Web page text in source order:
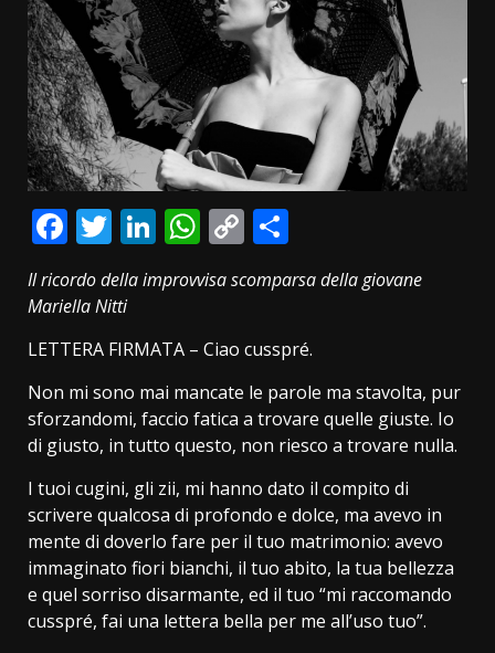
Facebook
Twitter
LinkedIn
WhatsApp
Copy
Il ricordo della improvvisa scomparsa della giovane
Mariella Nitti
LETTERA FIRMATA – Ciao cusspré.
Non mi sono mai mancate le parole ma stavolta, pur
sforzandomi, faccio fatica a trovare quelle giuste. Io
di giusto, in tutto questo, non riesco a trovare nulla.
I tuoi cugini, gli zii, mi hanno dato il compito di
scrivere qualcosa di profondo e dolce, ma avevo in
mente di doverlo fare per il tuo matrimonio: avevo
immaginato fiori bianchi, il tuo abito, la tua bellezza
e quel sorriso disarmante, ed il tuo “mi raccomando
cusspré, fai una lettera bella per me all’uso tuo”.